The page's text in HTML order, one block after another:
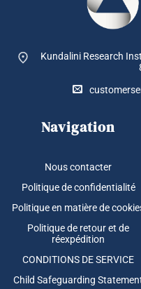
Kundalini Research
Navigation
Nous contacter
Politique de confidentialité
Politique en matière de
Politique de retour et de
réexpédition
CONDITIONS DE SERVICE
Child Safeguarding